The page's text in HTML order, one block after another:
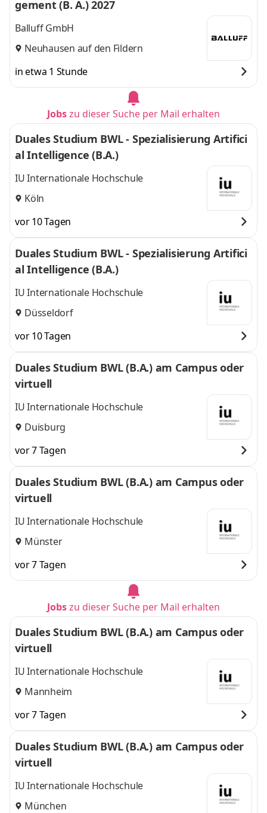
Marburg, und 6 weitere
gement (B. A.) 2027
Balluff GmbH
Neuhausen auf den Fildern
in etwa 1 Stunde
Jobszu dieser Suche per Mail erhalten
Duales Studium BWL - Spezialisierung Artifici
al Intelligence (B.A.)
IU Internationale Hochschule
Köln
vor 10 Tagen
Duales Studium BWL - Spezialisierung Artifici
al Intelligence (B.A.)
IU Internationale Hochschule
Düsseldorf
vor 10 Tagen
Duales Studium BWL (B.A.) am Campus oder
virtuell
IU Internationale Hochschule
Duisburg
vor 7 Tagen
Duales Studium BWL (B.A.) am Campus oder
virtuell
IU Internationale Hochschule
Münster
vor 7 Tagen
Jobszu dieser Suche per Mail erhalten
Duales Studium BWL (B.A.) am Campus oder
virtuell
IU Internationale Hochschule
Mannheim
vor 7 Tagen
Duales Studium BWL (B.A.) am Campus oder
virtuell
IU Internationale Hochschule
München